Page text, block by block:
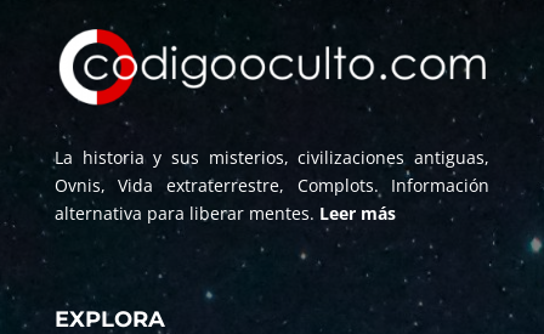
La historia y sus misterios, civilizaciones antiguas,
Ovnis, Vida extraterrestre, Complots. Información
alternativa para liberar mentes. Leer más
EXPLORA